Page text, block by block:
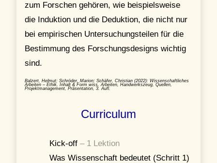
zum Forschen gehören, wie beispielsweise
die Induktion und die Deduktion, die nicht nur
bei empirischen Untersuchungsteilen für die
Bestimmung des Forschungsdesigns wichtig
sind.
Balzert, Helmut; Schröder, Marion; Schäfer, Christian (2022): Wissenschaftliches
Arbeiten – Ethik, Inhalt & Form wiss. Arbeiten, Handwerkszeug, Quellen,
Projektmanagement, Präsentation, 3. Aufl.
Curriculum
Kick-off – 1 Lektion
Was Wissenschaft bedeutet (Schritt 1)